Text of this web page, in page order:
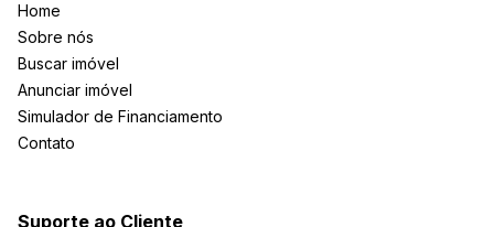
Home
Sobre nós
Buscar imóvel
Anunciar imóvel
Simulador de Financiamento
Contato
Suporte ao Cliente